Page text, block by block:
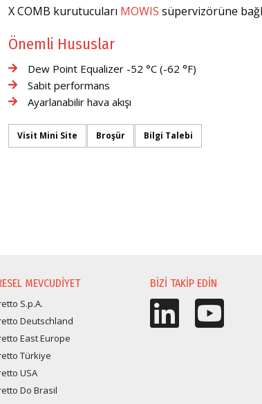
X COMB kurutucuları MOWIS süpervizörüne
Önemli Hususlar
Dew Point Equalizer -52 °C (-62 °F)
Sabit performans
Ayarlanabilir hava akışı
Visit Mini Site Broşür Bilgi Talebi
MEVCUDIYET
S.p.A.
Deutschland
East Europe
Türkiye
USA
Do Brasil
BIZI TAKIP EDIN